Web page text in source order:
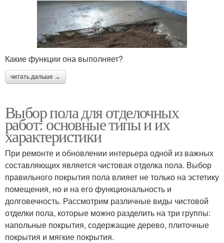
Какие функции она выполняет?
читать дальше →
Выбор пола для отделочных
работ: основные типы и их
характеристики
При ремонте и обновлении интерьера одной из важных
составляющих является чистовая отделка пола. Выбор
правильного покрытия пола влияет не только на эстетику
помещения, но и на его функциональность и
долговечность. Рассмотрим различные виды чистовой
отделки пола, которые можно разделить на три группы:
напольные покрытия, содержащие дерево, плиточные
покрытия и мягкие покрытия.